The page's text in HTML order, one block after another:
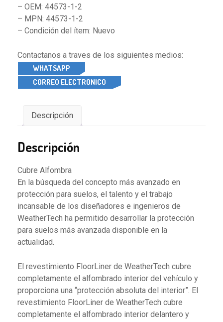
– OEM: 44573-1-2
– MPN: 44573-1-2
– Condición del ítem: Nuevo
Contactanos a traves de los siguientes medios:
WHATSAPP
CORREO ELECTRONICO
Descripción
Descripción
Cubre Alfombra
En la búsqueda del concepto más avanzado en
protección para suelos, el talento y el trabajo
incansable de los diseñadores e ingenieros de
WeatherTech ha permitido desarrollar la protección
para suelos más avanzada disponible en la
actualidad.
El revestimiento FloorLiner de WeatherTech cubre
completamente el alfombrado interior del vehículo y
proporciona una “protección absoluta del interior”. El
revestimiento FloorLiner de WeatherTech cubre
completamente el alfombrado interior delantero y